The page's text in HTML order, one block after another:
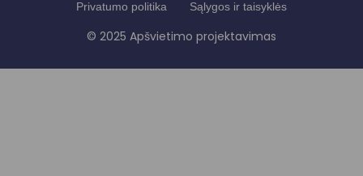
Privatumo politika Sąlygos ir taisyklės
© 2025 Apšvietimo projektavimas